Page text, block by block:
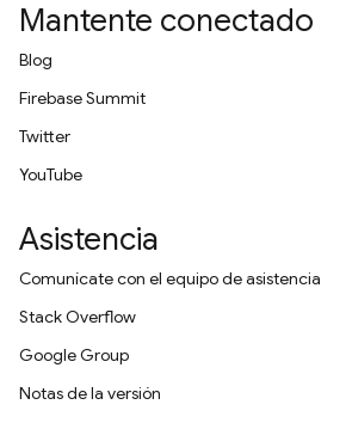
Mantente conectado
Blog
Firebase Summit
Twitter
YouTube
Asistencia
Comunícate con el equipo de asistencia
Stack Overflow
Google Group
Notas de la versión